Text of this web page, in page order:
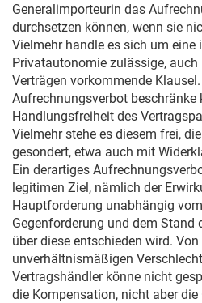
Generalimporteurin das
durchsetzen können, wenn sie
Vielmehr handle es sich um eine
Privatautonomie zulässige,
Verträgen vorkommende
Aufrechnungsverbot beschränke
Handlungsfreiheit des
Vielmehr stehe es diesem frei,
gesondert, etwa auch mit
Ein derartiges
legitimen Ziel, nämlich der
Hauptforderung unabhängig
Gegenforderung und dem Stand
über diese entschieden wird. Von
unverhältnismäßigen
Vertragshändler könne nicht
die Kompensation, nicht aber